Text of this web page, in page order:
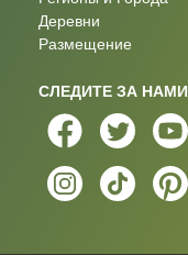
Деревни
Размещение
СЛЕДИТЕ ЗА НАМИ